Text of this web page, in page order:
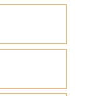
tant que